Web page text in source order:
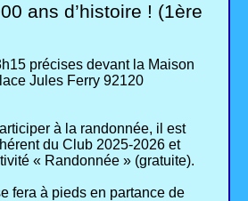
ans d’histoire ! (1ère
précises devant la Maison
Jules Ferry 92120
à la randonnée, il est
du Club 2025-2026 et
« Randonnée » (gratuite).
fera à pieds en partance de